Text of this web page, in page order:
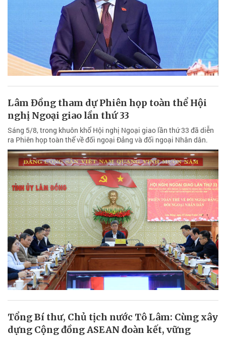
Lâm Đồng tham dự Phiên họp toàn thể Hội
nghị Ngoại giao lần thứ 33
Sáng 5/8, trong khuôn khổ Hội nghị Ngoại giao lần thứ 33 đã diễn
ra Phiên họp toàn thể về đối ngoại Đảng và đối ngoại Nhân dân.
Tổng Bí thư, Chủ tịch nước Tô Lâm: Cùng xây
dựng Cộng đồng ASEAN đoàn kết, vững